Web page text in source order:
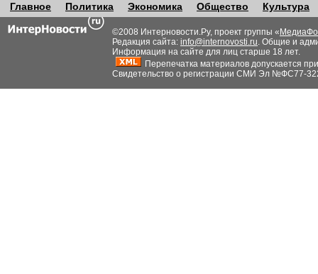
Главное Политика Экономика Общество Культура
©2008 Интерновости.Ру, проект группы «
Редакция сайта: info@internovosti.ru. Общие и
Информация на сайте для лиц старше 18 лет.
Перепечатка материалов допускается
Свидетельство о регистрации СМИ Эл №ФС77-